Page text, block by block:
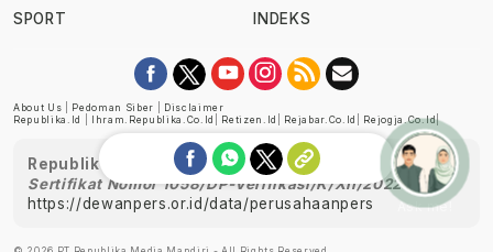
SPORT
INDEKS
About Us Pedoman Siber
Disclaimer
Republika.id
Ihram.republika.co.id Retizen.id Rejabar.co.id Rejogja.co.id|
Republika telah diverifikasi oleh Dewan Pers
Sertifikat Nomor 1058/DP-Verifikasi/K/XII/2022
https://dewanpers.or.id/data/perusahaanpers
Ask me!